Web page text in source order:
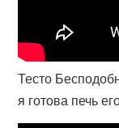
Тесто
я готова печь